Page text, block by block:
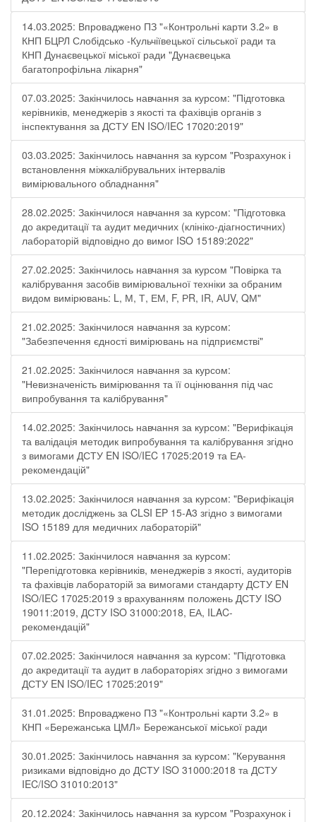
14.03.2025: Впроваджено ПЗ "«Контрольні карти 3.2» в
КНП БЦРЛ Слобідсько -Кульчіївецької сільської ради та
КНП Дунаєвецької міської ради "Дунаєвецька
багатопрофільна лікарня"
07.03.2025: Закінчилось навчання за курсом: "Підготовка
керівників, менеджерів з якості та фахівців органів з
інспектування за ДСТУ EN ISO/IEC 17020:2019"
03.03.2025: Закінчилось навчання за курсом "Розрахунок і
встановлення міжкалібрувальних інтервалів
вимірювального обладнання"
28.02.2025: Закінчилося навчання за курсом: "Підготовка
до акредитації та аудит медичних (клініко-діагностичних)
лабораторій відповідно до вимог ISO 15189:2022"
27.02.2025: Закінчилось навчання за курсом "Повірка та
калібрування засобів вимірювальної техніки за обраним
видом вимірювань: L, М, Т, ЕМ, F, РR, ІR, АUV, QМ"
21.02.2025: Закінчилося навчання за курсом:
"Забезпечення єдності вимірювань на підприємстві"
21.02.2025: Закінчилося навчання за курсом:
"Невизначеність вимірювання та її оцінювання під час
випробування та калібрування"
14.02.2025: Закінчилось навчання за курсом: "Верифікація
та валідація методик випробування та калібрування згідно
з вимогами ДСТУ EN ISO/IEC 17025:2019 та ЕА-
рекомендацій"
13.02.2025: Закінчилося навчання за курсом: "Верифікація
методик досліджень за CLSI EP 15-A3 згідно з вимогами
ISO 15189 для медичних лабораторій"
11.02.2025: Закінчилося навчання за курсом:
"Перепідготовка керівників, менеджерів з якості, аудиторів
та фахівців лабораторій за вимогами стандарту ДСТУ EN
ISO/IEC 17025:2019 з врахуванням положень ДСТУ ISO
19011:2019, ДСТУ ISO 31000:2018, ЕА, ILAC-
рекомендацій"
07.02.2025: Закінчилося навчання за курсом: "Підготовка
до акредитації та аудит в лабораторіях згідно з вимогами
ДСТУ EN ISO/IEC 17025:2019"
31.01.2025: Впроваджено ПЗ "«Контрольні карти 3.2» в
КНП «Бережанська ЦМЛ» Бережанської міської ради
30.01.2025: Закінчилось навчання за курсом: "Керування
ризиками відповідно до ДСТУ ISO 31000:2018 та ДСТУ
IEC/ISO 31010:2013"
20.12.2024: Закінчилось навчання за курсом "Розрахунок і